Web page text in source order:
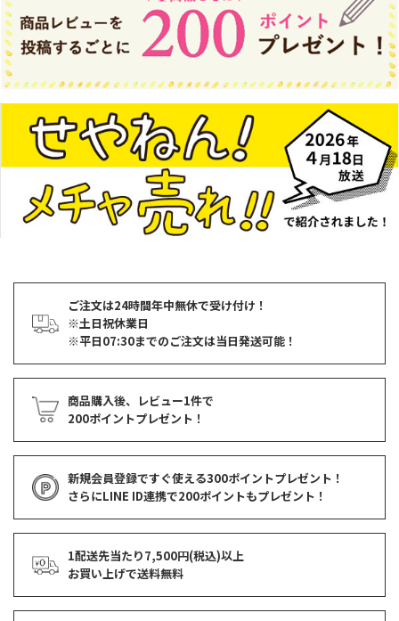
ご注文は24時間年中無休で受け付け！
※土日祝休業日
※平日07:30までのご注文は当日発送可能！
商品購入後、レビュー1件で
200ポイントプレゼント！
新規会員登録ですぐ使える300ポイントプレゼント！
さらにLINE ID連携で200ポイントもプレゼント！
1配送先当たり7,500円(税込)以上
お買い上げで送料無料